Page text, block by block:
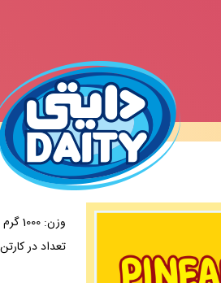
وزن: 1000 گرم
تعداد در کارتن: 4